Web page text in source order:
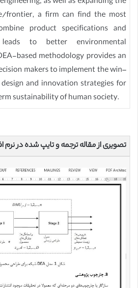
frontier, a firm can find the most
product specifications and
to better environmental
based methodology provides an
makers to implement the win–
and innovation strategies for
sustainability of human society.
تصویری از مقاله ترجمه و تایپ شده در نرم